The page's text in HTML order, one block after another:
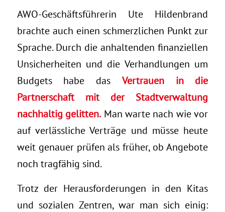
AWO-Geschäftsführerin Ute Hildenbrand
brachte auch einen schmerzlichen Punkt zur
Sprache. Durch die anhaltenden finanziellen
Unsicherheiten und die Verhandlungen um
Budgets habe das Vertrauen in die
Partnerschaft mit der Stadtverwaltung
nachhaltig gelitten. Man warte nach wie vor
auf verlässliche Verträge und müsse heute
weit genauer prüfen als früher, ob Angebote
noch tragfähig sind.
Trotz der Herausforderungen in den Kitas
und sozialen Zentren, war man sich einig: